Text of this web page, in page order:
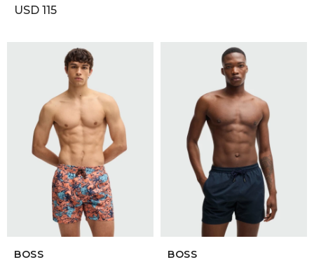
USD 115
SELECCIONAR TALLE
BOSS
SELECCIONAR TALLE
BOSS